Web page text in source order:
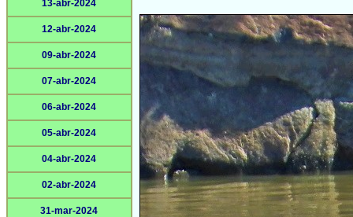
13-abr-2024
12-abr-2024
09-abr-2024
07-abr-2024
06-abr-2024
05-abr-2024
04-abr-2024
02-abr-2024
31-mar-2024